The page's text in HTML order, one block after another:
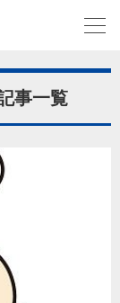
事一覧